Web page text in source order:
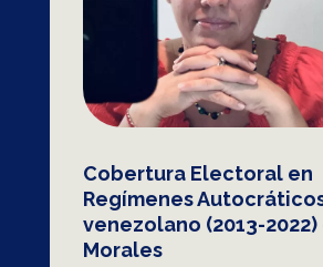
Cobertura Electoral en
Regímenes
venezolano (2013-2022)
Morales